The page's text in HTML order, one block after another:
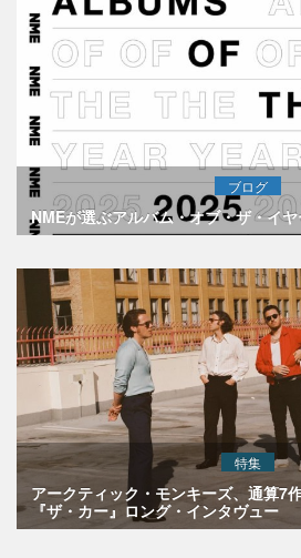
ブログ
NMEが選ぶアルバム・オブ・ザ・イ
特集
アークティック・モンキーズ、通算7
『ザ・カー』ロング・インタヴュー